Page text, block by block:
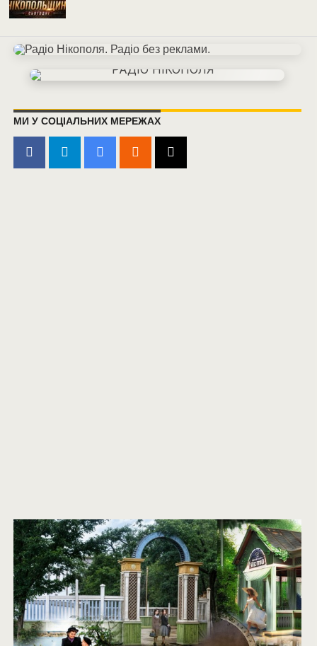
МИ У СОЦІАЛЬНИХ МЕРЕЖАХ